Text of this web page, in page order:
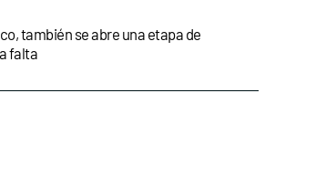
también se abre una etapa de
falta